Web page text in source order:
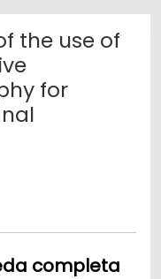
the use of
for
completa